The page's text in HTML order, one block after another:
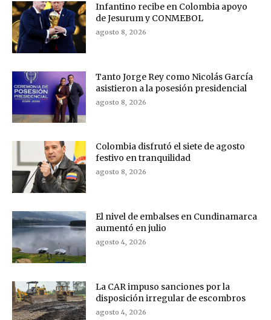
Infantino recibe en Colombia apoyo
de Jesurum y CONMEBOL
agosto 8, 2026
Tanto Jorge Rey como Nicolás García
asistieron a la posesión presidencial
agosto 8, 2026
Colombia disfrutó el siete de agosto
festivo en tranquilidad
agosto 8, 2026
El nivel de embalses en Cundinamarca
aumentó en julio
agosto 4, 2026
La CAR impuso sanciones por la
disposición irregular de escombros
agosto 4, 2026